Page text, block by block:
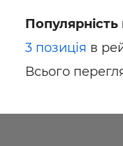
Популярність
3 позиція в
Всього